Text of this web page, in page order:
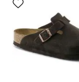
der
werden
die
Produktbilder
aktualisiert.